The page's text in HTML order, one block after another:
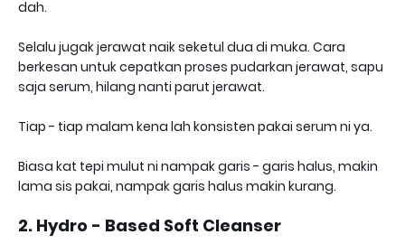
dah.
Selalu jugak jerawat naik seketul dua di muka. Cara
berkesan untuk cepatkan proses pudarkan jerawat, sapu
saja serum, hilang nanti parut jerawat.
Tiap - tiap malam kena lah konsisten pakai serum ni ya.
Biasa kat tepi mulut ni nampak garis - garis halus, makin
lama sis pakai, nampak garis halus makin kurang.
2. Hydro - Based Soft Cleanser